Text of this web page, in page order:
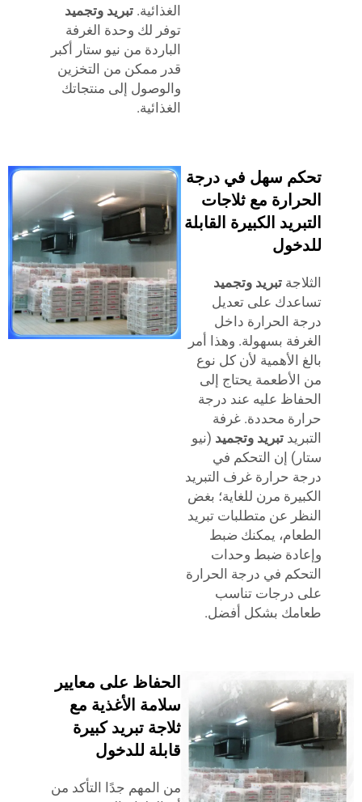
تبريد وتجميد
توفر لك وحدة الغرفة
الباردة من نيو ستار أكبر
قدر ممكن من التخزين
والوصول إلى منتجاتك
سهل في درجة
مع ثلاجات
الكبيرة القابلة
تبريد وتجميد
على تعديل
الحرارة داخل
بسهولة. وهذا أمر
الأهمية لأن كل نوع
يحتاج إلى
عليه عند درجة
محددة. غرفة
تبريد وتجميد(نيو
إن التحكم في
حرارة غرف التبريد
مرن للغاية؛ بغض
عن متطلبات تبريد
يمكنك ضبط
ضبط وحدات
في درجة الحرارة
درجات تناسب
بشكل أفضل.
الحفاظ على معايير
سلامة الأغذية مع
ثلاجة تبريد كبيرة
قابلة للدخول
من المهم جدًا التأكد من